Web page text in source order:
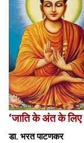
‘जाति के अंत के
डा. भरत पाटणकर